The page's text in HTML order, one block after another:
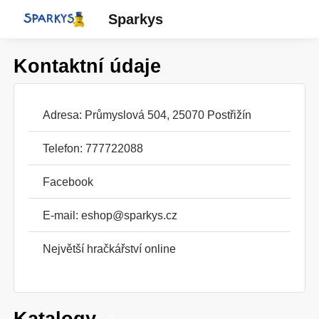
Sparkys
Kontaktní údaje
Adresa: Průmyslová 504, 25070 Postřižín
Telefon: 777722088
Facebook
E-mail: eshop@sparkys.cz
Největší hračkářství online